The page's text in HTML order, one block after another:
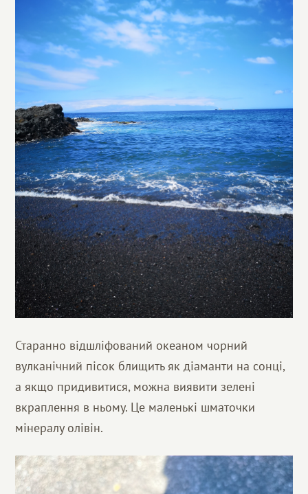
Старанно відшліфований океаном чорний
вулканічний пісок блищить як діаманти на сонці,
а якщо придивитися, можна виявити зелені
вкраплення в ньому. Це маленькі шматочки
мінералу олівін.